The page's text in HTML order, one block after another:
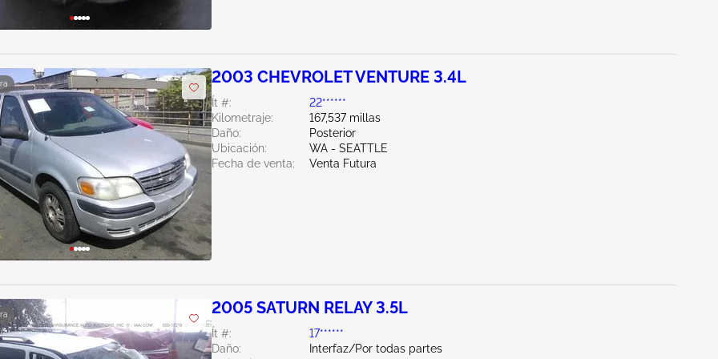
2003 CHEVROLET VENTURE 3.4L
Ít #:
22******
Kilometraje:
167,537 millas
Daño:
Posterior
Ubicación:
WA - SEATTLE
Fecha de venta:
Venta Futura
2005 SATURN RELAY 3.5L
Ít #:
17******
Daño:
Interfaz/Por todas partes